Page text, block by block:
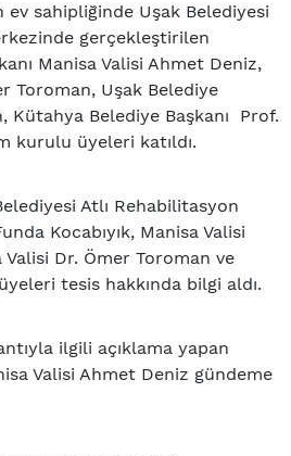
ev sahipliğinde Uşak Belediyesi
gerçekleştirilen
Manisa Valisi Ahmet Deniz,
Toroman, Uşak Belediye
Kütahya Belediye Başkanı Prof.
kurulu üyeleri katıldı.
Atlı Rehabilitasyon
Kocabıyık, Manisa Valisi
Dr. Ömer Toroman ve
tesis hakkında bilgi aldı.
ilgili açıklama yapan
Valisi Ahmet Deniz gündeme